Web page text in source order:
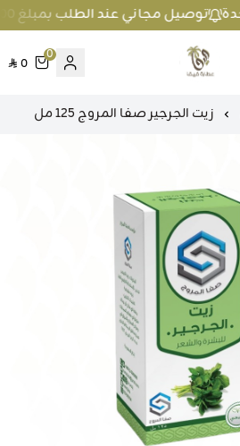
توصيل مجاني عند الطلب بمبلغ 100 ريال واكثر داخل جدة و 200 ريال واكثر برا جدة
متجر عطارة فيفا
0
0
زيت الجرجير صفا المروج 125 مل